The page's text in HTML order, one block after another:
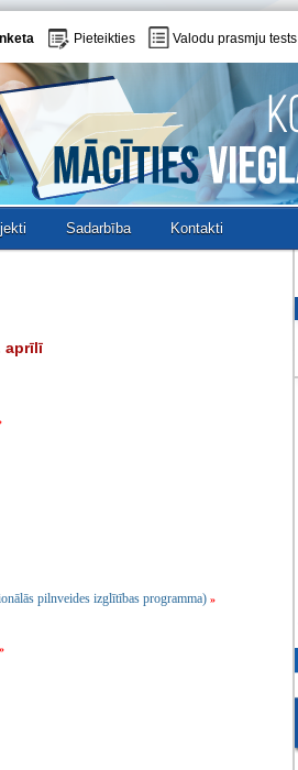
Pieteikties Valodu prasmju tests
Sadarbība Kontakti
aprīlī
pilnveides izglītības programma) »
»